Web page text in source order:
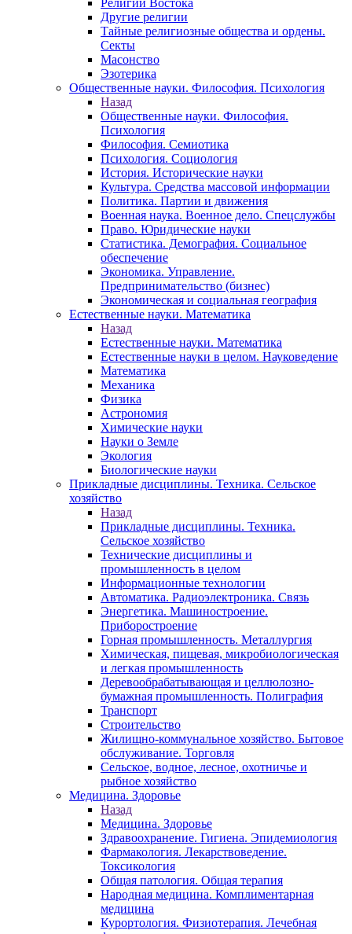
Религии Востока
Другие религии
Тайные религиозные общества и ордены.
Секты
Масонство
Эзотерика
Общественные науки. Философия. Психология
Назад
Общественные науки. Философия.
Психология
Философия. Семиотика
Психология. Социология
История. Исторические науки
Культура. Средства массовой информации
Политика. Партии и движения
Военная наука. Военное дело. Спецслужбы
Право. Юридические науки
Статистика. Демография. Социальное
обеспечение
Экономика. Управление.
Предпринимательство (бизнес)
Экономическая и социальная география
Естественные науки. Математика
Назад
Естественные науки. Математика
Естественные науки в целом. Науковедение
Математика
Механика
Физика
Астрономия
Химические науки
Науки о Земле
Экология
Биологические науки
Прикладные дисциплины. Техника. Сельское
хозяйство
Назад
Прикладные дисциплины. Техника.
Сельское хозяйство
Технические дисциплины и
промышленность в целом
Информационные технологии
Автоматика. Радиоэлектроника. Связь
Энергетика. Машиностроение.
Приборостроение
Горная промышленность. Металлургия
Химическая, пищевая, микробиологическая
и легкая промышленность
Деревообрабатывающая и целлюлозно-
бумажная промышленность. Полиграфия
Транспорт
Строительство
Жилищно-коммунальное хозяйство. Бытовое
обслуживание. Торговля
Сельское, водное, лесное, охотничье и
рыбное хозяйство
Медицина. Здоровье
Назад
Медицина. Здоровье
Здравоохранение. Гигиена. Эпидемиология
Фармакология. Лекарствоведение.
Токсикология
Общая патология. Общая терапия
Народная медицина. Комплиментарная
медицина
Курортология. Физиотерапия. Лечебная